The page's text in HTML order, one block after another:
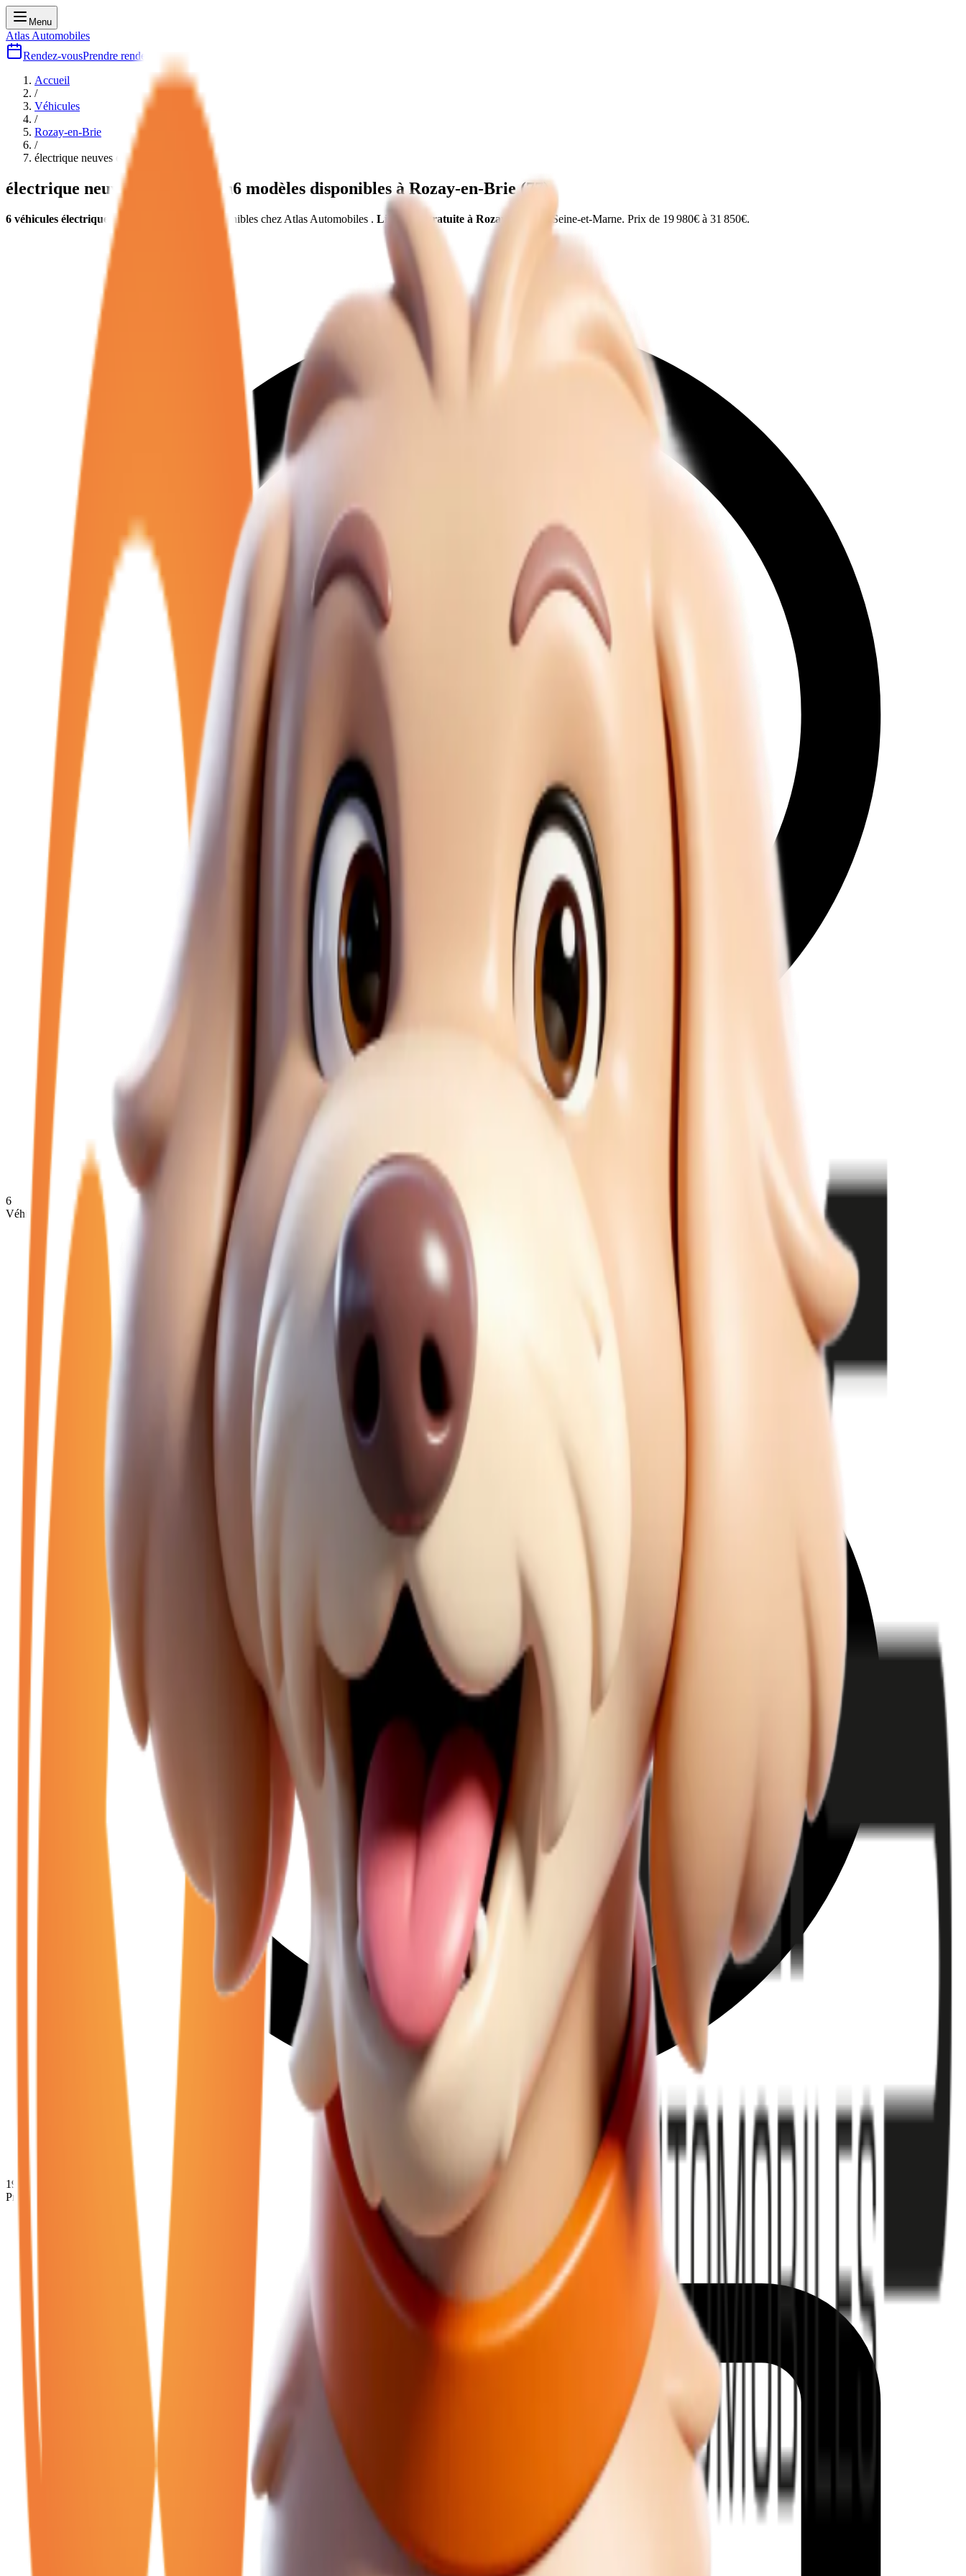
Menu
Atlas Automobiles
Rendez-vousPrendre rendez-vous
Accueil
/
Véhicules
/
Rozay-en-Brie
/
électrique neuves et d'occasion
électrique neuves et d'occasion6 modèles disponibles à Rozay-en-Brie(77)
6 véhicules électrique neuves et d'occasion disponibles chez Atlas Automobiles . Livraison gratuite à Rozay-en-Brie Seine-et-Marne. Prix de 19 980€ à 31 850€.
6
Véhicules disponibles
19 980
Prix minimum